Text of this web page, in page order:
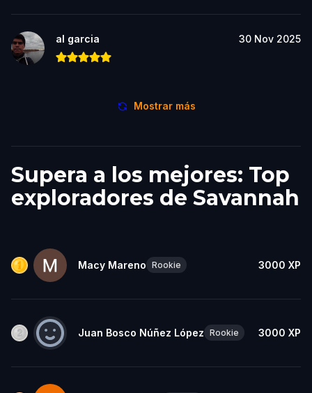
al garcia 30 Nov 2025
Mostrar más
Supera a los mejores: Top
exploradores de Savannah
Macy Mareno Rookie 3000 XP
Juan Bosco Núñez López Rookie 3000 XP